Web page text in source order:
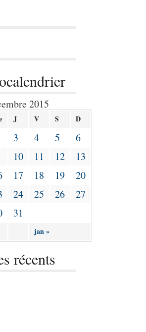
2015
J V S D
jan »
3 4 5
6
10 11 12
13
17 18 19
20
24 25 26
27
31
récents